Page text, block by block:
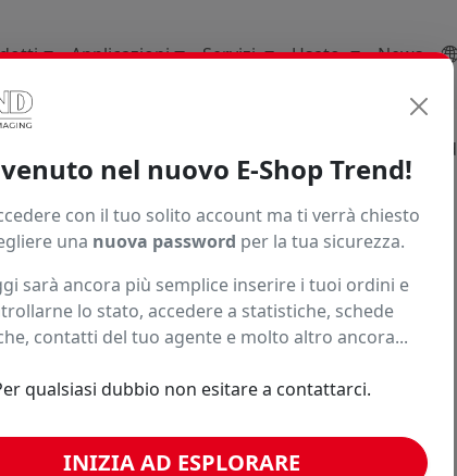
Applicazioni Servizi Usato News
E Ricambi
Roland
nel nuovo E-Shop Trend!
con il tuo solito account ma ti verrà chiesto
una nuova password per la tua sicurezza.
sarà ancora più semplice inserire i tuoi ordini e
lo stato, accedere a statistiche, schede
contatti del tuo agente e molto altro ancora...
qualsiasi dubbio non esitare a contattarci.
INIZIA AD ESPLORARE